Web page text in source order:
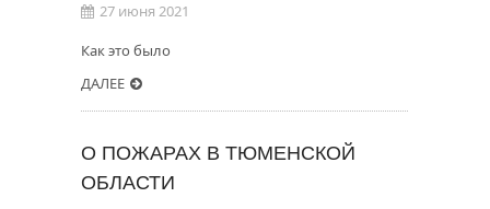
27 июня 2021
Как это было
ДАЛЕЕ
О ПОЖАРАХ В ТЮМЕНСКОЙ
ОБЛАСТИ